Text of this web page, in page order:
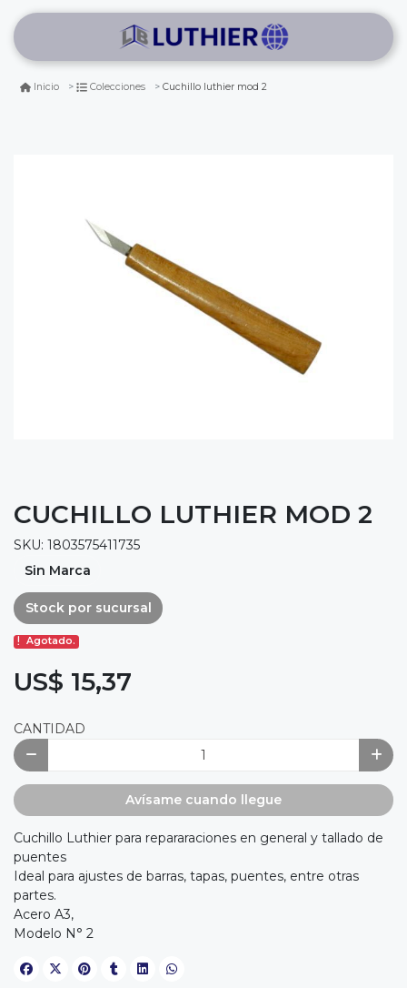
Inicio Colecciones Cuchillo luthier mod 2
CUCHILLO LUTHIER MOD 2
SKU: 1803575411735
Sin Marca
Stock por sucursal
Agotado.
US$ 15,37
CANTIDAD
Avísame cuando llegue
Cuchillo Luthier para repararaciones en general y tallado de
puentes
Ideal para ajustes de barras, tapas, puentes, entre otras
partes.
Acero A3,
Modelo N° 2